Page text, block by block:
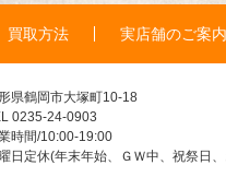
買取方法 実店舗のご案内
県鶴岡市大塚町10-18
0235-24-0903
時間/10:00-19:00
日定休(年末年始、ＧＷ中、祝祭日